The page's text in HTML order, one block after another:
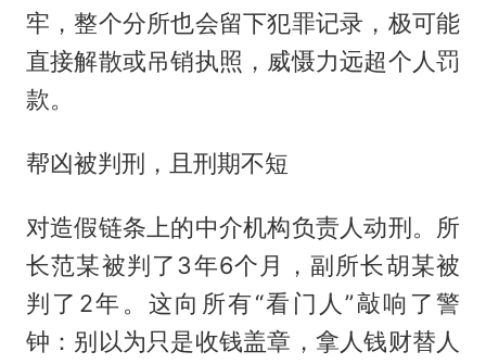
牢，整个分所也会留下犯罪记录，极可能
直接解散或吊销执照，威慑力远超个人罚
款。
帮凶被判刑，且刑期不短
对造假链条上的中介机构负责人动刑。所
长范某被判了3年6个月，副所长胡某被
判了2年。这向所有“看门人”敲响了警
钟：别以为只是收钱盖章，拿人钱财替人